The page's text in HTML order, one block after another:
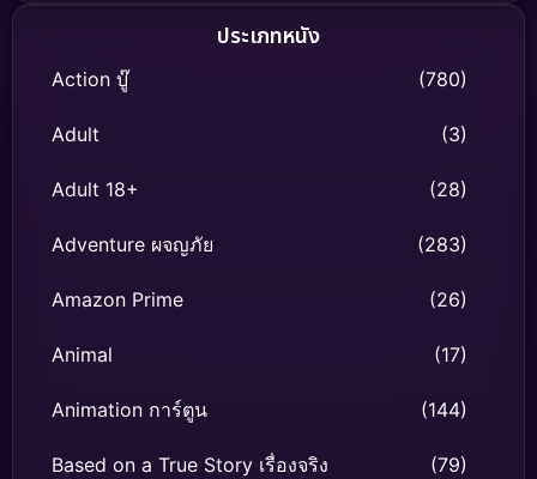
ประเภทหนัง
Action บู๊ (780)
Adult (3)
Adult 18+ (28)
Adventure ผจญภัย (283)
Amazon Prime (26)
Animal (17)
Animation การ์ตูน (144)
Based on a True Story เรื่องจริง (79)